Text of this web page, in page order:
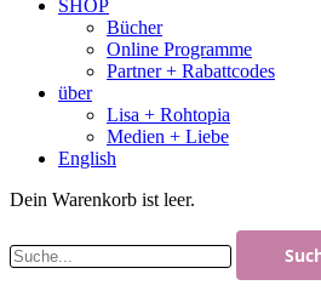
SHOP
Bücher
Online Programme
Partner + Rabattcodes
über
Lisa + Rohtopia
Medien + Liebe
English
Dein Warenkorb ist leer.